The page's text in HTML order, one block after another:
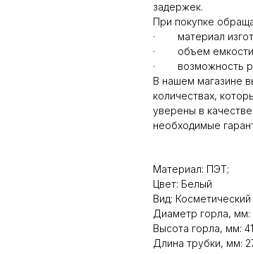
задержек.
При покупке
· материал
· объем
· возможность
В нашем магазине
количествах,
уверены в
необходимые
Материал: ПЭТ;
Цвет: Белый
Вид: Косметический
Диаметр горла, мм:
Высота горла, мм:
Длина трубки, мм: